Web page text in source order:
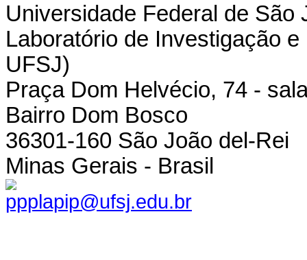
Universidade Federal de São
Laboratório de Investigação
UFSJ)
Praça Dom Helvécio, 74 -
Bairro Dom Bosco
36301-160 São João del-Rei
Minas Gerais - Brasil
ppplapip@ufsj.edu.br